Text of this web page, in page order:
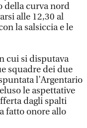
della curva nord
alle 12,30 al
la salsiccia e le
cui si disputava
squadre dei due
l’Argentario
le aspettative
dagli spalti
fatto onore allo